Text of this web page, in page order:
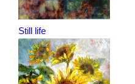
Still life